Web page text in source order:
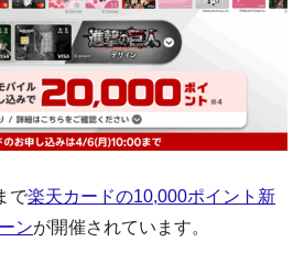
で楽天カードの10,000ポイント新
ンが開催されています。